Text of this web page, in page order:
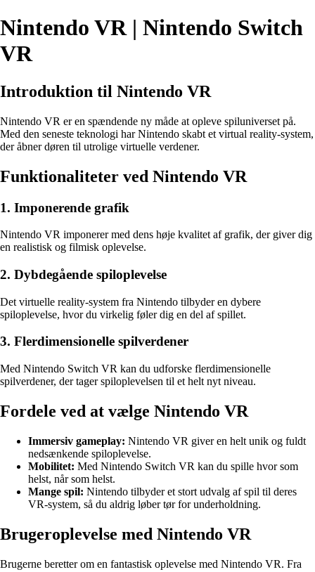
Nintendo VR | Nintendo Switch
VR
Introduktion til Nintendo VR
Nintendo VR er en spændende ny måde at opleve spiluniverset på.
Med den seneste teknologi har Nintendo skabt et virtual reality-system,
der åbner døren til utrolige virtuelle verdener.
Funktionaliteter ved Nintendo VR
1. Imponerende grafik
Nintendo VR imponerer med dens høje kvalitet af grafik, der giver dig
en realistisk og filmisk oplevelse.
2. Dybdegående spiloplevelse
Det virtuelle reality-system fra Nintendo tilbyder en dybere
spiloplevelse, hvor du virkelig føler dig en del af spillet.
3. Flerdimensionelle spilverdener
Med Nintendo Switch VR kan du udforske flerdimensionelle
spilverdener, der tager spiloplevelsen til et helt nyt niveau.
Fordele ved at vælge Nintendo VR
Immersiv gameplay: Nintendo VR giver en helt unik og fuldt
nedsænkende spiloplevelse.
Mobilitet: Med Nintendo Switch VR kan du spille hvor som
helst, når som helst.
Mange spil: Nintendo tilbyder et stort udvalg af spil til deres
VR-system, så du aldrig løber tør for underholdning.
Brugeroplevelse med Nintendo VR
Brugerne beretter om en fantastisk oplevelse med Nintendo VR. Fra